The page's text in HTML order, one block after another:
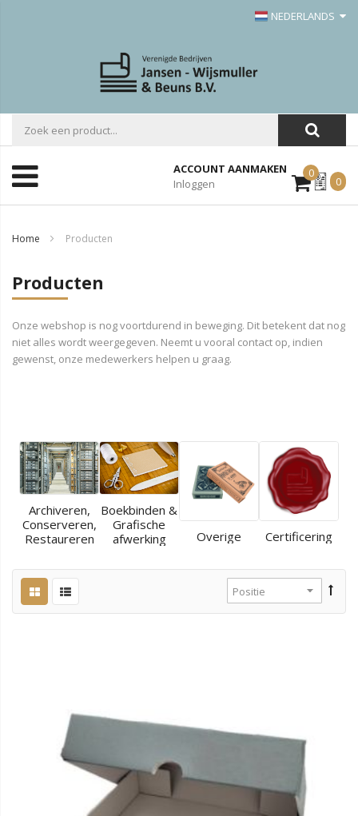
NEDERLANDS
ACCOUNT AANMAKEN
Inloggen
0Mijn
Offerte
0
Home Producten
Producten
Onze webshop is nog voortdurend in beweging. Dit betekent dat nog
niet alles wordt weergegeven. Neemt u vooral contact op, indien
gewenst, onze medewerkers helpen u graag.
Archiveren,
Conserveren,
Restaureren
Boekbinden &
Grafische
afwerking
Overige Certificering